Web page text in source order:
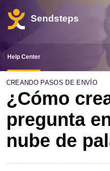
Sendsteps
Help Center
CREANDO PASOS DE ENVÍO
¿Cómo
pregunta
nube de